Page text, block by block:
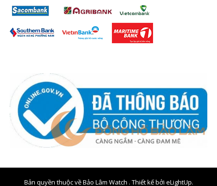
Bản quyền thuộc về Bảo Lâm Watch . Thiết kế bởi eLightUp.